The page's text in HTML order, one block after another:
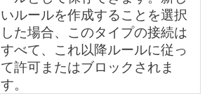
いルールを作成することを選択
した場合、このタイプの接続は
すべて、これ以降ルールに従っ
て許可またはブロックされま
す。